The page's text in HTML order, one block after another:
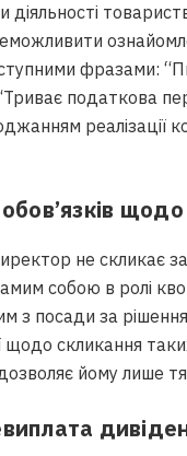
фразами:
“Триває податкова
реалізації
не скликає
собою в ролі
з посади за
щодо скликання
йому лише